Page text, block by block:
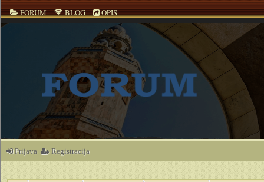
FORUM BLOG OPIS
Prijava Registracija